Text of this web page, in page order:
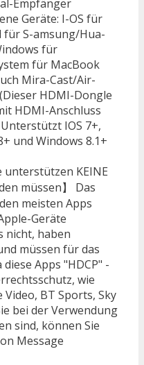
Empfänger
Geräte: I-OS für
für S-amsung/Hua-
für
für MacBook
Mira-Cast/Air-
HDMI-Dongle
HDMI-Anschluss
IOS 7+,
und Windows 8.1+
unterstützen KEINE
müssen】 Das
meisten Apps
Geräte
nicht, haben
müssen für das
Apps "HDCP" -
wie
BT Sports, Sky
bei der Verwendung
sind, können Sie
Message